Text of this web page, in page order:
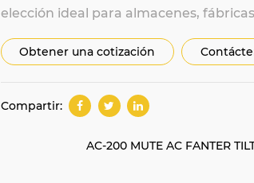
elección ideal para almacenes,
Obtener una cotización
Compartir:
AC-200 MUTE AC FANTER